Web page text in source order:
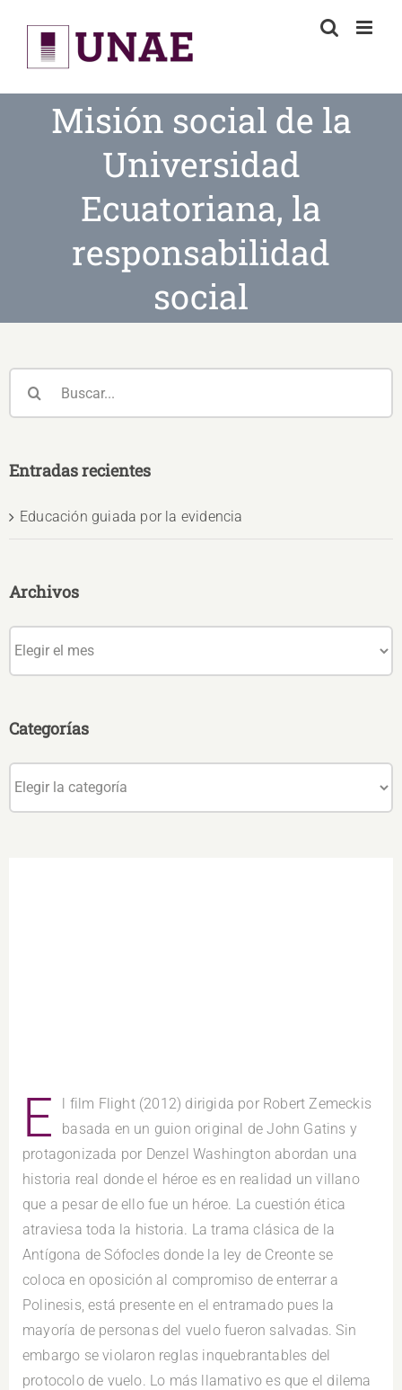
content
Misión social de la
Universidad
Ecuatoriana, la
responsabilidad
social
E
l film Flight (2012) dirigida por Robert Zemeckis
basada en un guion original de John Gatins y
protagonizada por Denzel Washington abordan una
historia real donde el héroe es en realidad un villano
que a pesar de ello fue un héroe. La cuestión ética
atraviesa toda la historia. La trama clásica de la
Antígona de Sófocles donde la ley de Creonte se
coloca en oposición al compromiso de enterrar a
Polinesis, está presente en el entramado pues la
mayoría de personas del vuelo fueron salvadas. Sin
embargo se violaron reglas inquebrantables del
protocolo de vuelo. Lo más llamativo es que el dilema
Entradas recientes
Educación guiada por la evidencia
Archivos
Categorías